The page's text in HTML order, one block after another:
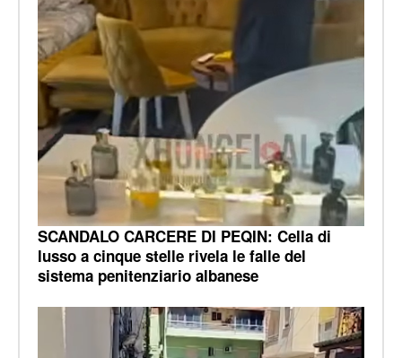
SCANDALO CARCERE DI PEQIN: Cella di
lusso a cinque stelle rivela le falle del
sistema penitenziario albanese